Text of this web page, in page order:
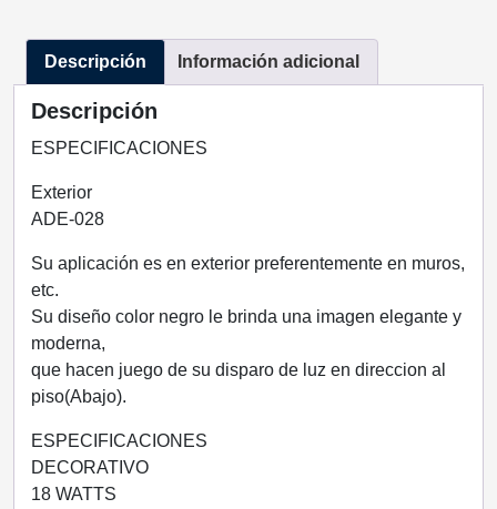
18W
COLOR
NEGRO
EXTERIOR
IP54
CÁLIDO
3000K
cantidad
Descripción Información adicional
Descripción
ESPECIFICACIONES
Exterior
ADE-028
Su aplicación es en exterior preferentemente en muros,
etc.
Su diseño color negro le brinda una imagen elegante y
moderna,
que hacen juego de su disparo de luz en direccion al
piso(Abajo).
ESPECIFICACIONES
DECORATIVO
18 WATTS